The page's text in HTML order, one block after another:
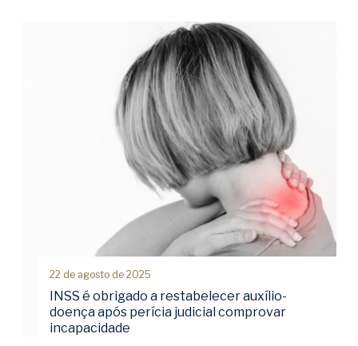
22 de agosto de 2025
INSS é obrigado a restabelecer auxílio-
doença após perícia judicial comprovar
incapacidade